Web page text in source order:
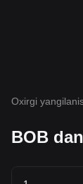
Oxirgi
BOB